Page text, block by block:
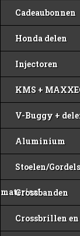
Cadeaubonnen
Honda delen
Injectoren
KMS +
V-Buggy +
Aluminium
Stoelen/
materiaal
Crossbanden
Crossbrillen en